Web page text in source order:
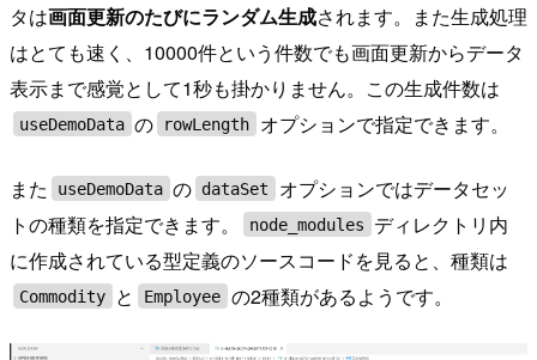
タは画面更新のたびにランダム生成されます。また生成処理
はとても速く、10000件という件数でも画面更新からデータ
表示まで感覚として1秒も掛かりません。この生成件数は
useDemoData の rowLength オプションで指定できます。
また useDemoData の dataSet
オプションではデータセッ
トの種類を指定できます。
node_modules
ディレクトリ内
に作成されている型定義のソースコードを見ると、種類は
Commodity と Employee の2種類があるようです。